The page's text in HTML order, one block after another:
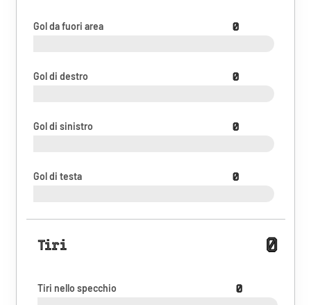
Gol da fuori area 0
Gol di destro 0
Gol di sinistro 0
Gol di testa 0
Tiri 0
Tiri nello specchio 0